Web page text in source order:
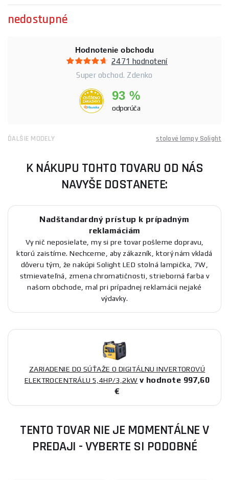
nedostupné
Hodnotenie obchodu
2471 hodnotení
Super obchod. Zdenko
93 %
odporúča
ĎALŠIE MODELY stolové lampy Solight
K NÁKUPU TOHTO TOVARU OD NÁS
NAVYŠE DOSTANETE:
Nadštandardný prístup k prípadným
reklamáciám
Vy nič neposielate, my si pre tovar pošleme dopravu,
ktorú zaistíme. Nechceme, aby zákazník, ktorý nám vkladá
dôveru tým, že nakúpi Solight LED stolná lampička, 7W,
stmievateľná, zmena chromatičnosti, strieborná farba v
našom obchode, mal pri prípadnej reklamácii nejaké
výdavky.
ZARIADENIE DO SÚŤAŽE O DIGITÁLNU INVERTOROVÚ
ELEKTROCENTRÁLU 5,4HP/3,2kW v hodnote 997,60
€
TENTO TOVAR NIE JE MOMENTÁLNE V
PREDAJI - VYBERTE SI PODOBNÉ